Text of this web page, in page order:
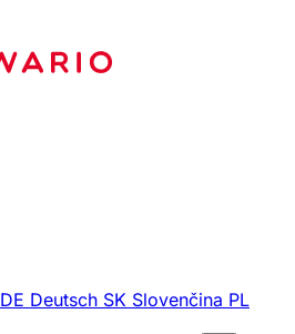
DE Deutsch SK Slovenčina PL